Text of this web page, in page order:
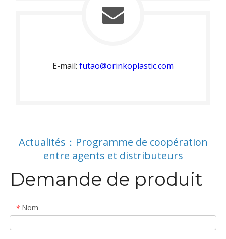
E-mail: futao@orinkoplastic.com
Actualités：Programme de coopération
entre agents et distributeurs
Demande de produit
* Nom